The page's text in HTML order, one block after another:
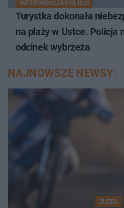
INTERWENCJA POLICJI
Turystka dokonała
na plaży w Ustce. Policja
odcinek wybrzeża
NAJNOWSZE NEWSY:
ŻUŻEL